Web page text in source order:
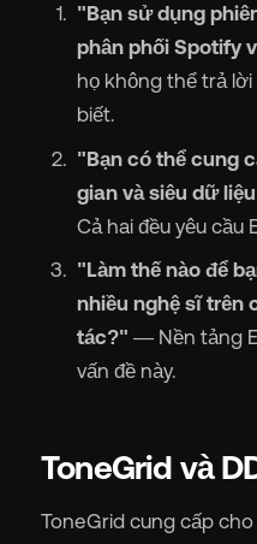
"Bạn sử dụng
phân phối Spotify
họ không thể trả
biết.
"Bạn có thể cung
gian và siêu dữ
Cả hai đều yêu cầu
"Làm thế nào để
nhiều nghệ sĩ trên
tác?" — Nền tảng
vấn đề này.
ToneGrid và
ToneGrid cung cấp